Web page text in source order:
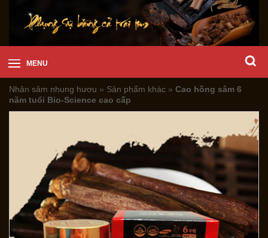
MENU
Nhân sâm nhung hươu » Sản phẩm khác » Cao hồng sâm 6
năm tuổi Bio-Science cao cấp